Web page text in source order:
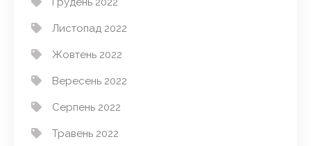
Листопад 2022
Жовтень 2022
Вересень 2022
Серпень 2022
Травень 2022